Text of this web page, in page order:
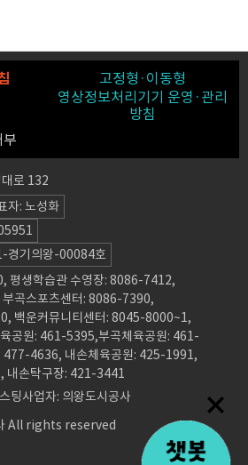
고정형·이동형
영상정보처리기기 운영·관리
방침
로 132
자: 노성화
경기의왕-00084호
평생학습관 수영장: 8086-7412,
곡스포츠센터: 8086-7390,
백운커뮤니티센터: 8045-8000~1,
공원: 461-5395,부곡체육공원: 461-
477-4636, 내손체육공원: 425-1991,
내손탁구장: 421-3441
팅사업자: 의왕도시공사
All rights reserved